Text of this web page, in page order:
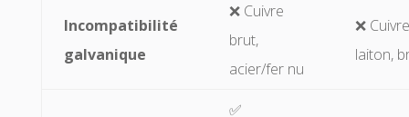
Incompatibilité
galvanique
❌ Cuivre
brut,
acier/fer nu
❌
laiton,
✅